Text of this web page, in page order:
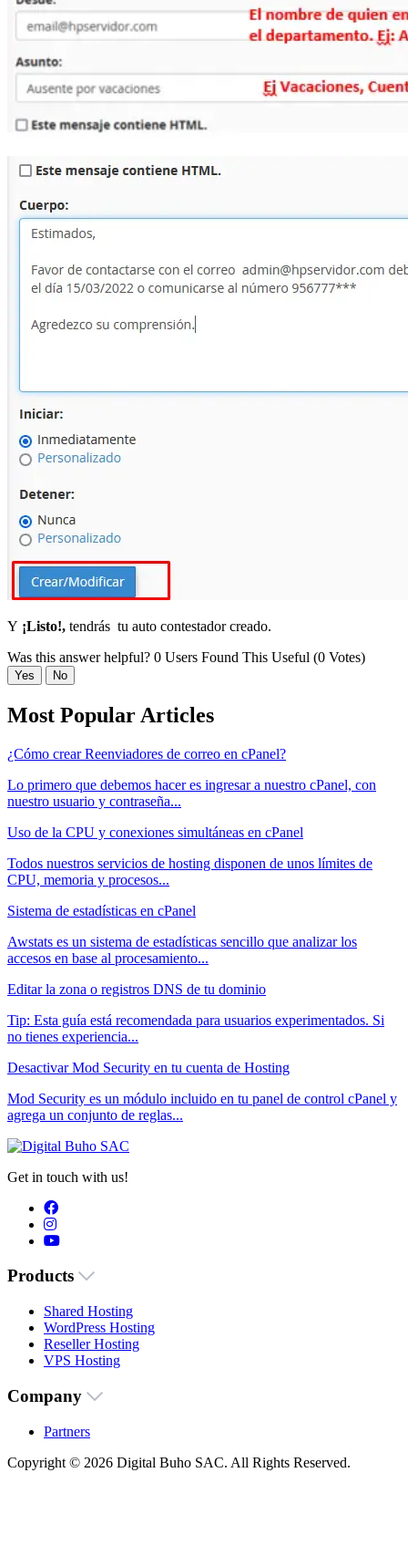
Y ¡Listo!, tendrás tu auto contestador creado.
Was this answer helpful? 0 Users Found This Useful (0 Votes)
Yes No
Most Popular Articles
¿Cómo crear Reenviadores de correo en cPanel?
Lo primero que debemos hacer es ingresar a nuestro cPanel, con
nuestro usuario y contraseña...
Uso de la CPU y conexiones simultáneas en cPanel
Todos nuestros servicios de hosting disponen de unos límites de
CPU, memoria y procesos...
Sistema de estadísticas en cPanel
Awstats es un sistema de estadísticas sencillo que analizar los
accesos en base al procesamiento...
Editar la zona o registros DNS de tu dominio
Tip: Esta guía está recomendada para usuarios experimentados. Si
no tienes experiencia...
Desactivar Mod Security en tu cuenta de Hosting
Mod Security es un módulo incluido en tu panel de control cPanel y
agrega un conjunto de reglas...
Get in touch with us!
Products
Shared Hosting
WordPress Hosting
Reseller Hosting
VPS Hosting
Company
Partners
Copyright © 2026 Digital Buho SAC. All Rights Reserved.